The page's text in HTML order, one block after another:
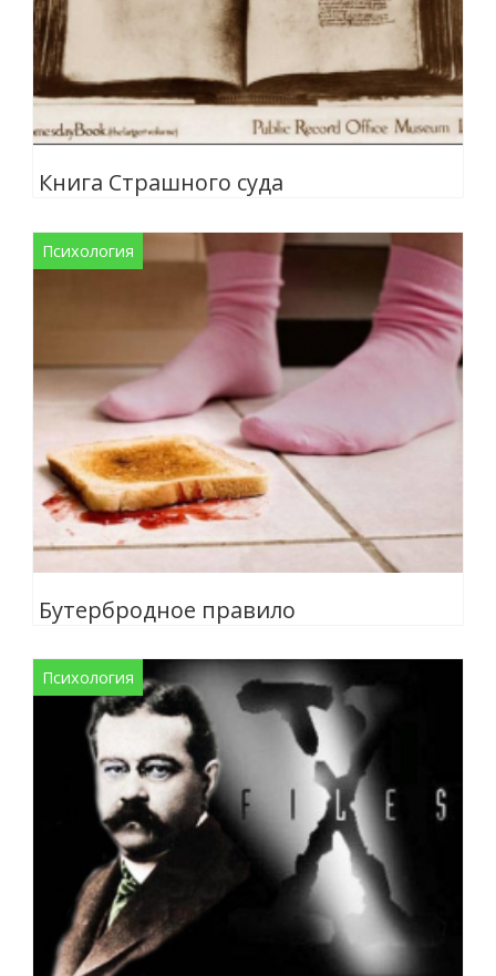
Книга Страшного суда
Психология
Бутербродное правило
Психология